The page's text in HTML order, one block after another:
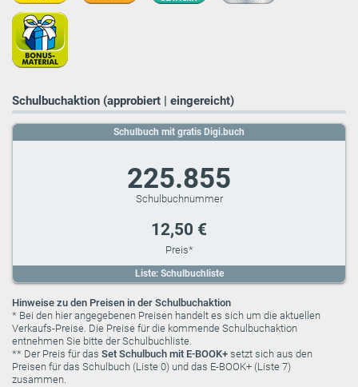
Schulbuchaktion (approbiert | eingereicht)
Liste: Schulbuchliste
Schulbuch mit gratis Digi.buch
225.855
12,50 €
Hinweise zu den Preisen in der Schulbuchaktion
* Bei den hier angegebenen Preisen handelt es sich um die aktuellen
Verkaufs-Preise. Die Preise für die kommende Schulbuchaktion
entnehmen Sie bitte der Schulbuchliste.
** Der Preis für das Set Schulbuch mit E-BOOK+ setzt sich aus den
Preisen für das Schulbuch (Liste 0) und das E-BOOK+ (Liste 7)
zusammen.